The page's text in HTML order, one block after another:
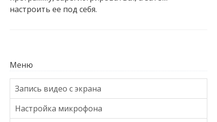
настроить ее под себя.
Меню
Запись видео с экрана
Настройка микрофона